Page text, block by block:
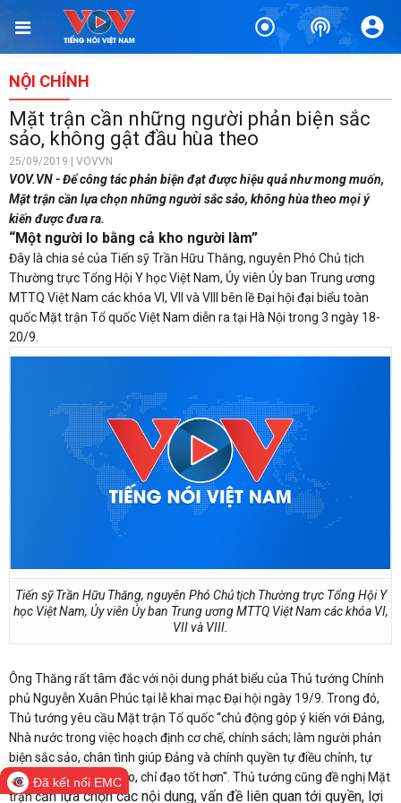
NỘI CHÍNH
Mặt trận cần những người phản biện sắc
sảo, không gật đầu hùa theo
25/09/2019 | VOVVN
VOV.VN - Để công tác phản biện đạt được hiệu quả như mong muốn,
Mặt trận cần lựa chọn những người sắc sảo, không hùa theo mọi ý
kiến được đưa ra.
“Một người lo bằng cả kho người làm”
Đây là chia sẻ của Tiến sỹ Trần Hữu Thăng, nguyên Phó Chủ tịch
Thường trực Tổng Hội Y học Việt Nam, Ủy viên Ủy ban Trung ương
MTTQ Việt Nam các khóa VI, VII và VIII bên lề Đại hội đại biểu toàn
quốc Mặt trận Tổ quốc Việt Nam diễn ra tại Hà Nội trong 3 ngày 18-
20/9.
Tiến sỹ Trần Hữu Thăng, nguyên Phó Chủ tịch Thường trực Tổng Hội Y
học Việt Nam, Ủy viên Ủy ban Trung ương MTTQ Việt Nam các khóa VI,
VII và VIII.
Ông Thăng rất tâm đắc với nội dung phát biểu của Thủ tướng Chính
phủ Nguyễn Xuân Phúc tại lễ khai mạc Đại hội ngày 19/9. Trong đó,
Thủ tướng yêu cầu Mặt trận Tổ quốc “chủ động góp ý kiến với Đảng,
Nhà nước trong việc hoạch định cơ chế, chính sách; làm người phản
biện sắc sảo, chân tình giúp Đảng và chính quyền tự điều chỉnh, tự
hoàn thiện để lãnh đạo, chỉ đạo tốt hơn". Thủ tướng cũng đề nghị Mặt
trận cần lựa chọn các nội dung, vấn đề liên quan tới quyền, lợi
Đã kết nối EMC